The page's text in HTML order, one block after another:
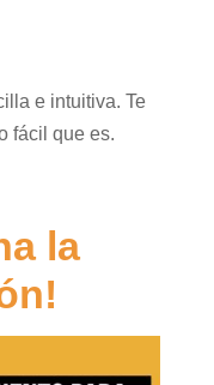
e intuitiva. Te
fácil que es.
la